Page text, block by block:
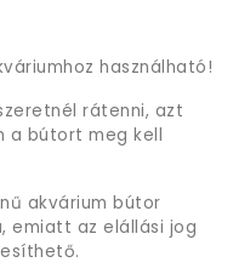
használható!
rátenni, azt
a bútort meg kell
akvárium bútor
emiatt az elállási jog